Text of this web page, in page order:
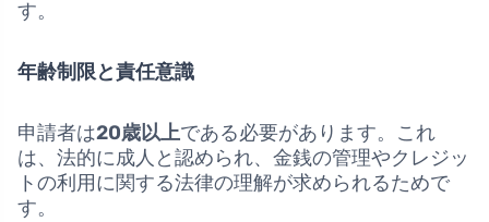
す。
年齢制限と責任意識
申請者は20歳以上である必要があります。これ
は、法的に成人と認められ、金銭の管理やクレジッ
トの利用に関する法律の理解が求められるためで
す。